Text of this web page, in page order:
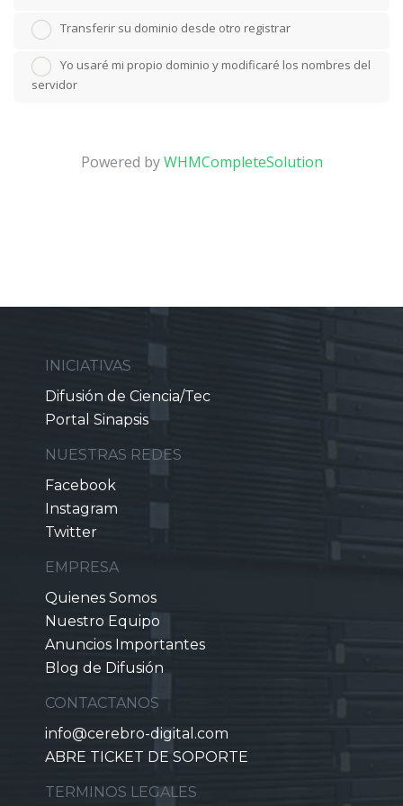
Transferir su dominio desde otro registrar
Yo usaré mi propio dominio y modificaré los nombres del
servidor
Powered byWHMCompleteSolution
INICIATIVAS
Difusión de Ciencia/Tec
Portal Sinapsis
NUESTRAS REDES
Facebook
Instagram
Twitter
EMPRESA
Quienes Somos
Nuestro Equipo
Anuncios Importantes
Blog de Difusión
CONTACTANOS
info@cerebro-digital.com
ABRE TICKET DE SOPORTE
TERMINOS LEGALES